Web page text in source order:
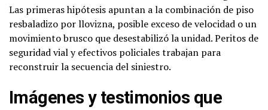
Las primeras hipótesis apuntan a la combinación de piso
resbaladizo por llovizna, posible exceso de velocidad o un
movimiento brusco que desestabilizó la unidad. Peritos de
seguridad vial y efectivos policiales trabajan para
reconstruir la secuencia del siniestro.
Imágenes y testimonios que